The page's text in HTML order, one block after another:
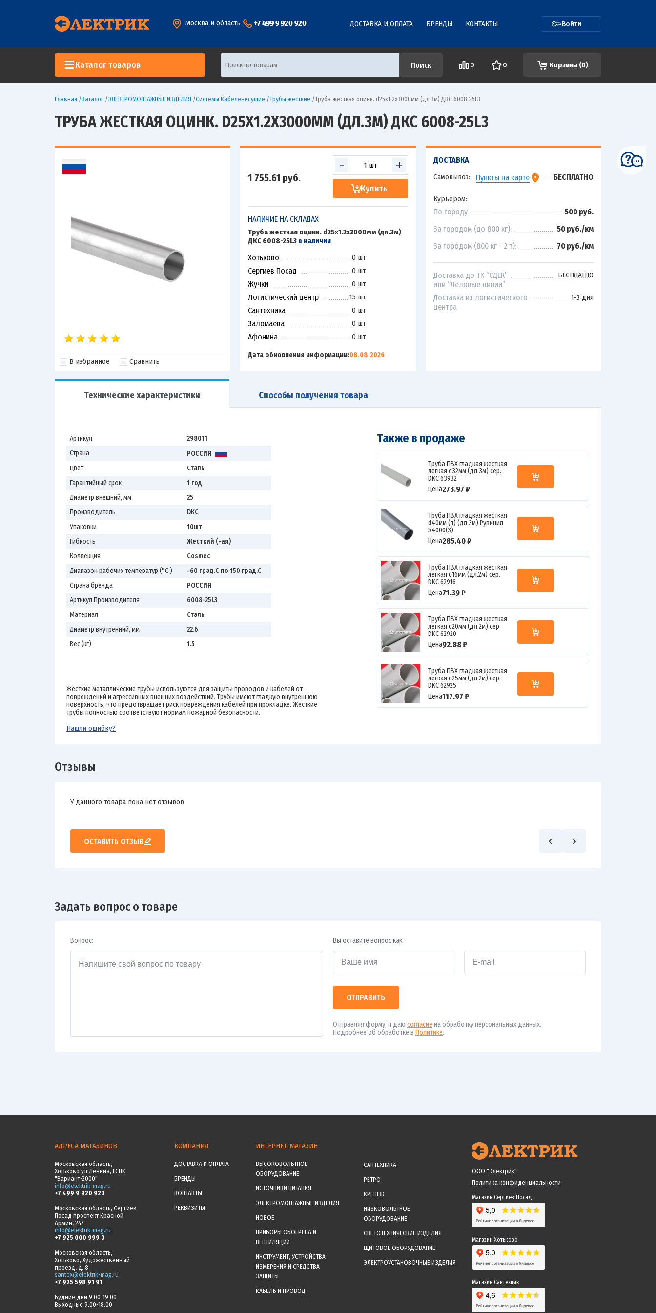
Москва и область +7 499 9 920 920 ДОСТАВКА И ОПЛАТА БРЕНДЫ КОНТАКТЫ Войти
Каталог товаров 0 0 Корзина (0)
Главная /Каталог /ЭЛЕКТРОМОНТАЖНЫЕ ИЗДЕЛИЯ /Системы Кабеленесущие /Трубы жесткие /Труба жесткая оцинк. d25х1.2х3000мм (дл.3м) ДКС 6008-25L3
ТРУБА ЖЕСТКАЯ ОЦИНК. D25Х1.2Х3000ММ (ДЛ.3М) ДКС 6008-25L3
В избранное Сравнить
1 755.61 руб.
- +
Купить
НАЛИЧИЕ НА СКЛАДАХ
Труба жесткая оцинк. d25х1.2х3000мм (дл.3м)
ДКС 6008-25L3 в наличии
Хотьково 0 шт
Сергиев Посад 0 шт
Жучки 0 шт
Логистический центр 15 шт
Сантехника 0 шт
Заломаева 0 шт
Афонина 0 шт
Дата обновления информации:08.08.2026
ДОСТАВКА
Самовывоз: Пункты на карте БЕСПЛАТНО
Курьером:
По городу
500 руб.
За городом (до 800 кг):
50 руб./км
За городом (800 кг - 2 т):
70 руб./км
Доставка до ТК “СДЕК”
или “Деловые линии”
БЕСПЛАТНО
Доставка из логистического
центра
1-3 дня
Технические характеристики Способы получения товара
Артикул
298011
Страна
РОССИЯ
Цвет
Сталь
Гарантийный срок
1 год
Диаметр внешний, мм
25
Производитель
DKC
Упаковки
10шт
Гибкость
Жесткий (-ая)
Коллекция
Cosmec
Диапазон рабочих температур (°С )
-60 град.C по 150 град.C
Страна бренда
РОССИЯ
Артикул Производителя
6008-25L3
Материал
Сталь
Диаметр внутренний, мм
22.6
Вес (кг)
1.5
Жесткие металлические трубы используются для защиты проводов и кабелей от
повреждений и агрессивных внешних воздействий. Трубы имеют гладкую внутреннюю
поверхность, что предотвращает риск повреждения кабелей при прокладке. Жесткие
трубы полностью соответствуют нормам пожарной безопасности.
Также в продаже
Труба ПВХ гладкая жесткая
легкая d32мм (дл.3м) сер.
DKC 63932
Цена273.97 ₽
Труба ПВХ гладкая жесткая
d40мм (л) (дл.3м) Рувинил
54000(3)
Цена285.40 ₽
Труба ПВХ гладкая жесткая
легкая d16мм (дл.2м) сер.
DKC 62916
Цена71.39 ₽
Труба ПВХ гладкая жесткая
легкая d20мм (дл.2м) сер.
DKC 62920
Цена92.88 ₽
Труба ПВХ гладкая жесткая
легкая d25мм (дл.2м) сер.
DKC 62925
Цена117.97 ₽
Нашли ошибку?
Отзывы
У данного товара пока нет отзывов
ОСТАВИТЬ ОТЗЫВ
Задать вопрос о товаре
Вопрос: Вы оставите вопрос как:
ОТПРАВИТЬ
Отправляя форму, я даю согласие на обработку персональных данных.
Подробнее об обработке в Политике.
АДРЕСА МАГАЗИНОВ
Московская область,
Хотьково ул.Ленина, ГСПК
"Вариант-2000"
info@elektrik-mag.ru
+7 499 9 920 920
Московская область, Сергиев
Посад проспект Красной
Армии, 247
info@elektrik-mag.ru
+7 925 000 999 0
Московская область,
Хотьково, Художественный
проезд, д. 8
santex@elektrik-mag.ru
+7 925 598 91 91
Будние дни 9.00-19.00
Выходные 9.00-18.00
КОМПАНИЯ
ДОСТАВКА И ОПЛАТА
БРЕНДЫ
КОНТАКТЫ
РЕКВИЗИТЫ
ИНТЕРНЕТ-МАГАЗИН
ВЫСОКОВОЛЬТНОЕ
ОБОРУДОВАНИЕ
ИСТОЧНИКИ ПИТАНИЯ
ЭЛЕКТРОМОНТАЖНЫЕ ИЗДЕЛИЯ
НОВОЕ
ПРИБОРЫ ОБОГРЕВА И
ВЕНТИЛЯЦИИ
ИНСТРУМЕНТ, УСТРОЙСТВА
ИЗМЕРЕНИЯ И СРЕДСТВА
ЗАЩИТЫ
КАБЕЛЬ И ПРОВОД
САНТЕХНИКА
РЕТРО
КРЕПЕЖ
НИЗКОВОЛЬТНОЕ
ОБОРУДОВАНИЕ
СВЕТОТЕХНИЧЕСКИЕ ИЗДЕЛИЯ
ЩИТОВОЕ ОБОРУДОВАНИЕ
ЭЛЕКТРОУСТАНОВОЧНЫЕ ИЗДЕЛИЯ
ООО "Электрик"
Политика конфиденциальности
Магазин Сергиев Посад
Магазин Хотьково
Магазин Сантехник